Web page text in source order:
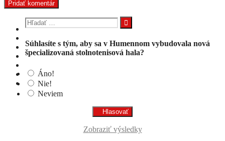
Hľadať:
Súhlasíte s tým, aby sa v Humennom vybudovala nová
špecializovaná stolnotenisová hala?
Áno!
Nie!
Neviem
Zobraziť výsledky